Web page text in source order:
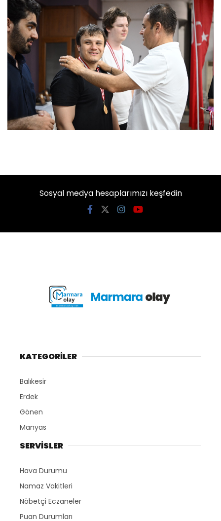
Sosyal medya hesaplarımızı keşfedin
KATEGORİLER
Balıkesir
Erdek
Gönen
Manyas
SERVİSLER
Hava Durumu
Namaz Vakitleri
Nöbetçi Eczaneler
Puan Durumları